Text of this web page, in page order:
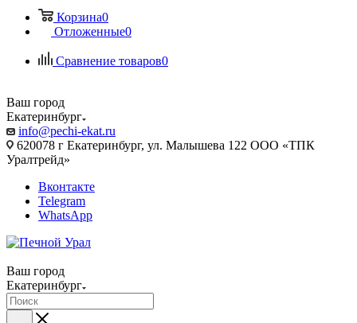
Корзина0
Отложенные0
Сравнение товаров0
Ваш город
Екатеринбург
info@pechi-ekat.ru
620078 г Екатеринбург, ул. Малышева 122 ООО «ТПК
Уралтрейд»
Вконтакте
Telegram
WhatsApp
Ваш город
Екатеринбург